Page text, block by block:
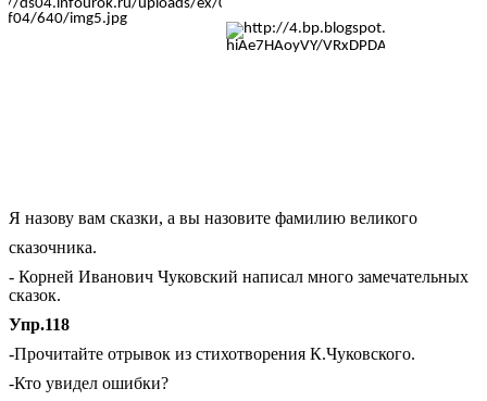
Я назову вам сказки, а вы назовите фамилию великого
сказочника.
- Корней Иванович Чуковский написал много замечательных
сказок.
Упр.118
-Прочитайте отрывок из стихотворения К.Чуковского.
-Кто увидел ошибки?